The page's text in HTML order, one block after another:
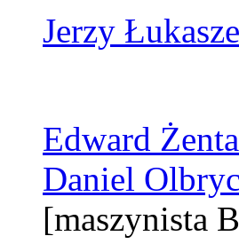
Jerzy
Edward
Daniel
[maszynista